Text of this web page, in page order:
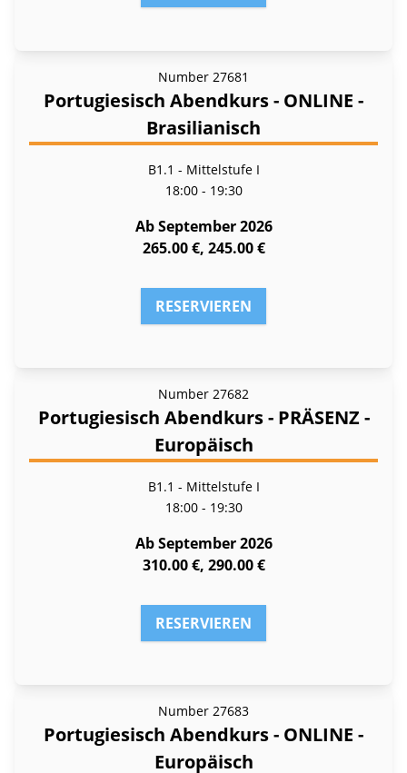
Number 27681
Portugiesisch Abendkurs - ONLINE -
Brasilianisch
B1.1 - Mittelstufe I
18:00 - 19:30
Ab September 2026
265.00 €, 245.00 €
RESERVIEREN
Number 27682
Portugiesisch Abendkurs - PRÄSENZ -
Europäisch
B1.1 - Mittelstufe I
18:00 - 19:30
Ab September 2026
310.00 €, 290.00 €
RESERVIEREN
Number 27683
Portugiesisch Abendkurs - ONLINE -
Europäisch